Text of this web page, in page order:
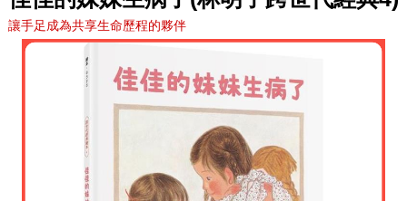
讓手足成為共享生命歷程的夥伴